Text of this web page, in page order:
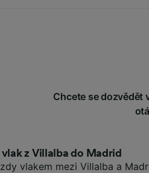
Chcete se dozvědět
z Villalba do Madrid
vlakem mezi Villalba a